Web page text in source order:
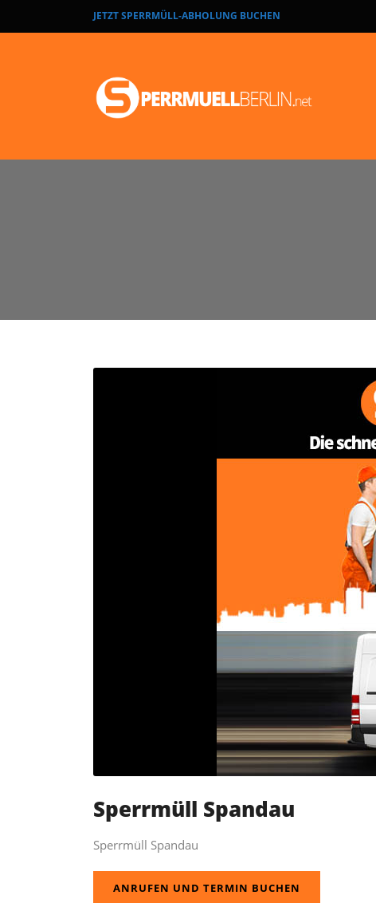
JETZT SPERRMÜLL-ABHOLUNG BUCHEN
Sperrmüll Spandau
Sperrmüll Spandau
ANRUFEN UND TERMIN BUCHEN